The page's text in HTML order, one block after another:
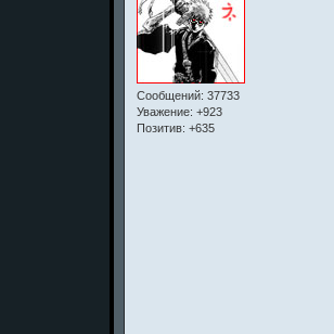
Сообщений: 37733
Уважение: +923
Позитив: +635